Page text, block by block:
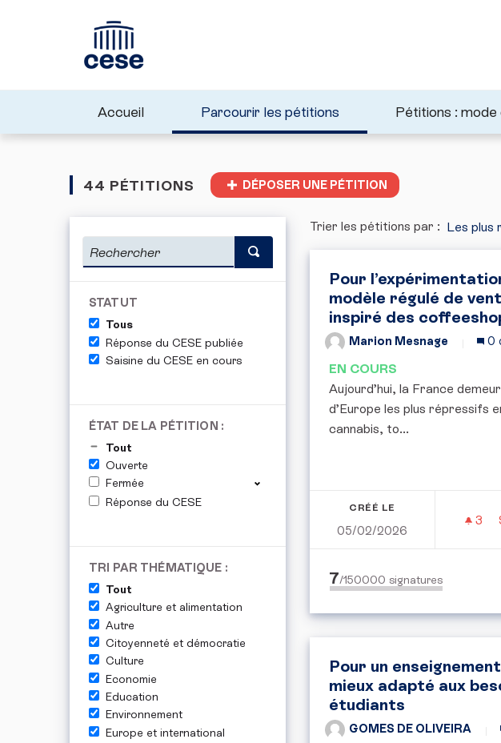
Accueil Parcourir les pétitions Pétitions : mode
44 PÉTITIONS DÉPOSER UNE PÉTITION
STATUT
Tous
Réponse du CESE publiée
Saisine du CESE en cours
ÉTAT DE LA PÉTITION :
Tout
Ouverte
Fermée
Réponse du CESE
TRI PAR THÉMATIQUE :
Tout
Agriculture et alimentation
Autre
Citoyenneté et démocratie
Culture
Economie
Education
Environnement
Europe et international
Trier les pétitions par : Les plus
Pour
modèle régulé de
inspiré des
Marion Mesnage 0
EN COURS
Aujourd’hui, la France
d’Europe les plus répressifs
cannabis, to...
CRÉÉ LE
05/02/2026
3
7/150000 signatures
Pour un
mieux adapté aux
étudiants
GOMES DE OLIVEIRA